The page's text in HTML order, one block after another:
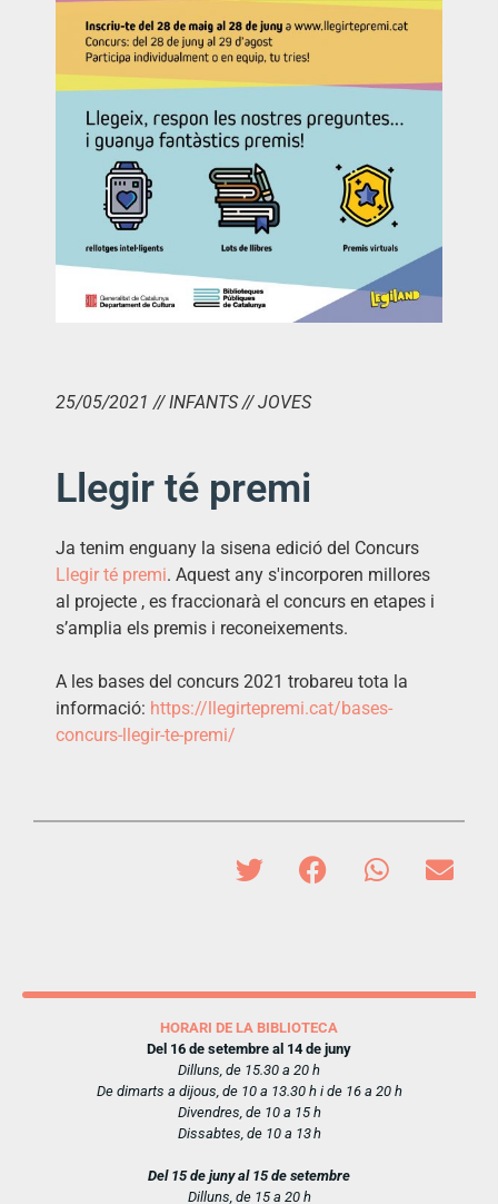
25/05/2021 // INFANTS // JOVES
Llegir té premi
Ja tenim enguany la sisena edició del Concurs
Llegir té premi. Aquest any s'incorporen millores
al projecte , es fraccionarà el concurs en etapes i
s’amplia els premis i reconeixements.
A les bases del concurs 2021 trobareu tota la
informació: https:// llegirtepremi.cat/bases-
concurs-llegir-te-premi/
HORARI DE LA BIBLIOTECA
Del 16 de setembre al 14 de juny
Dilluns, de 15.30 a 20 h
De dimarts a dijous, de 10 a 13.30 h i de 16 a 20 h
Divendres, de 10 a 15 h
Dissabtes, de 10 a 13 h
Del 15 de juny al 15 de setembre
Dilluns, de 15 a 20 h